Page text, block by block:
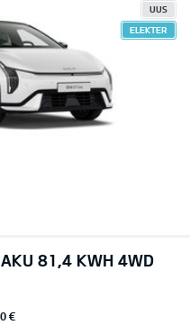
UUS
ELEKTER
81,4 KWH 4WD
€